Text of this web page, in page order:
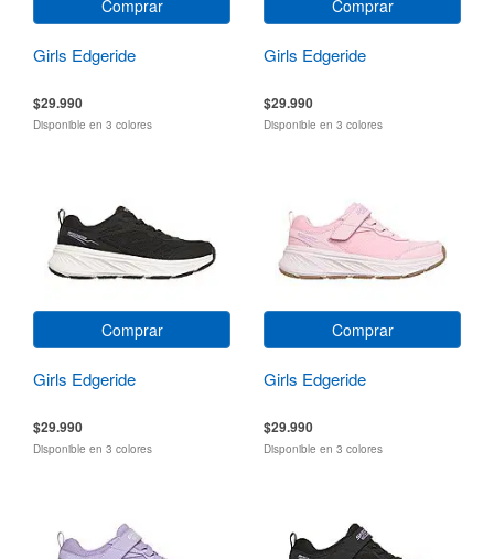
Comprar
Girls Edgeride
$29.990
Disponible en 3 colores
Comprar
Girls Edgeride
$29.990
Disponible en 3 colores
Comprar
Girls Edgeride
$29.990
Disponible en 3 colores
Comprar
Girls Edgeride
$29.990
Disponible en 3 colores